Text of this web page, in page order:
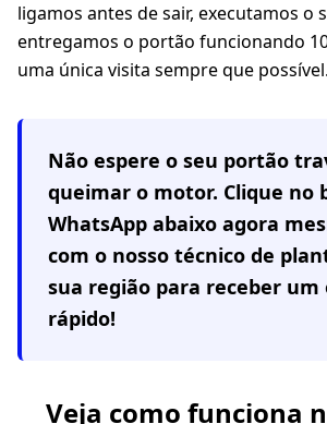
ligamos antes de sair, executamos o
entregamos o portão funcionando
uma única visita sempre que possível.
Não espere o seu portão
queimar o motor. Clique no
WhatsApp abaixo agora
com o nosso técnico de
sua região para receber
rápido!
Veja como funciona